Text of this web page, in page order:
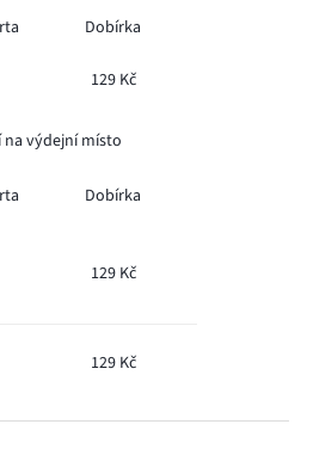
Dobírka
129 Kč
na výdejní místo
Dobírka
129 Kč
129 Kč